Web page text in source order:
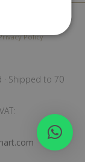
Policy
· Shipped to 70